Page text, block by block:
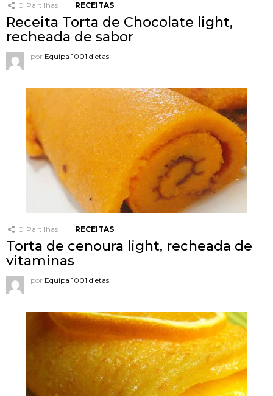
0 Partilhas RECEITAS
Receita Torta de Chocolate light,
recheada de sabor
por Equipa 1001 dietas
0 Partilhas RECEITAS
Torta de cenoura light, recheada de
vitaminas
por Equipa 1001 dietas